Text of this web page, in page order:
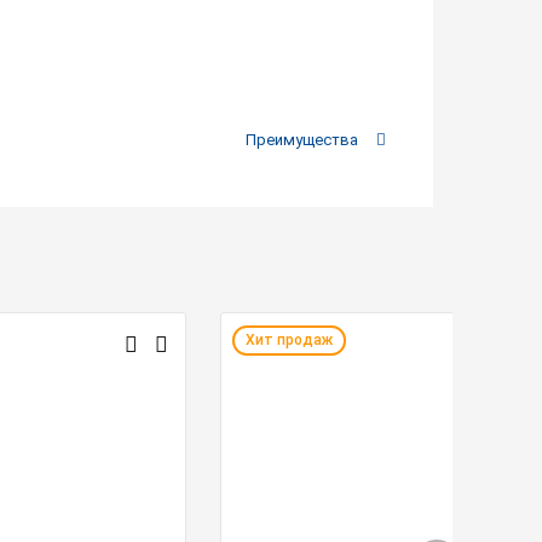
Преимущества
Хит продаж